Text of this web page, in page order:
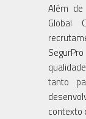
Além
Global
tanto
contexto